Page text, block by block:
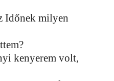
Időnek milyen
kenyerem volt,